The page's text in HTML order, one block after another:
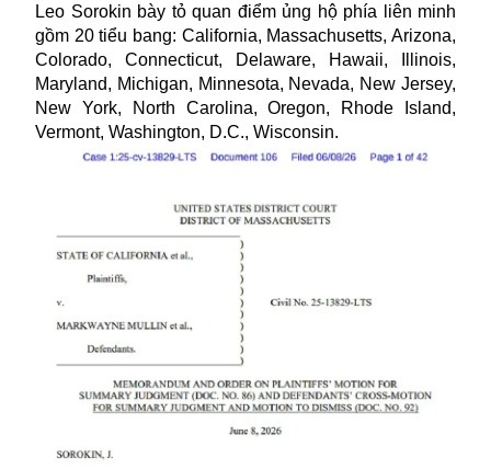
Leo Sorokin bày tỏ quan điểm ủng hộ phía liên minh
gồm 20 tiểu bang: California, Massachusetts, Arizona,
Colorado, Connecticut, Delaware, Hawaii, Illinois,
Maryland, Michigan, Minnesota, Nevada, New Jersey,
New York, North Carolina, Oregon, Rhode Island,
Vermont, Washington, D.C., Wisconsin.